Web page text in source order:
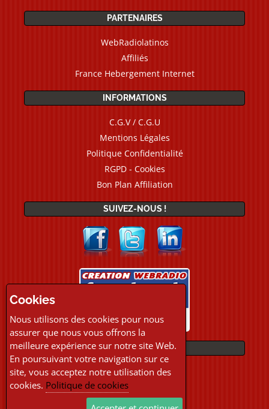
PARTENAIRES
WebRadiolatinos
Affiliés
France Hebergement Internet
INFORMATIONS
C.G.V / C.G.U
Mentions Légales
Politique Confidentialité
RGPD - Cookies
Bon Plan Affiliation
SUIVEZ-NOUS !
PAIEMENTS
Cookies
Nous utilisons des cookies pour nous
assurer que nous vous offrons la
meilleure expérience sur notre site Web.
En poursuivant votre navigation sur ce
site, vous acceptez notre utilisation des
cookies. Politique de cookies